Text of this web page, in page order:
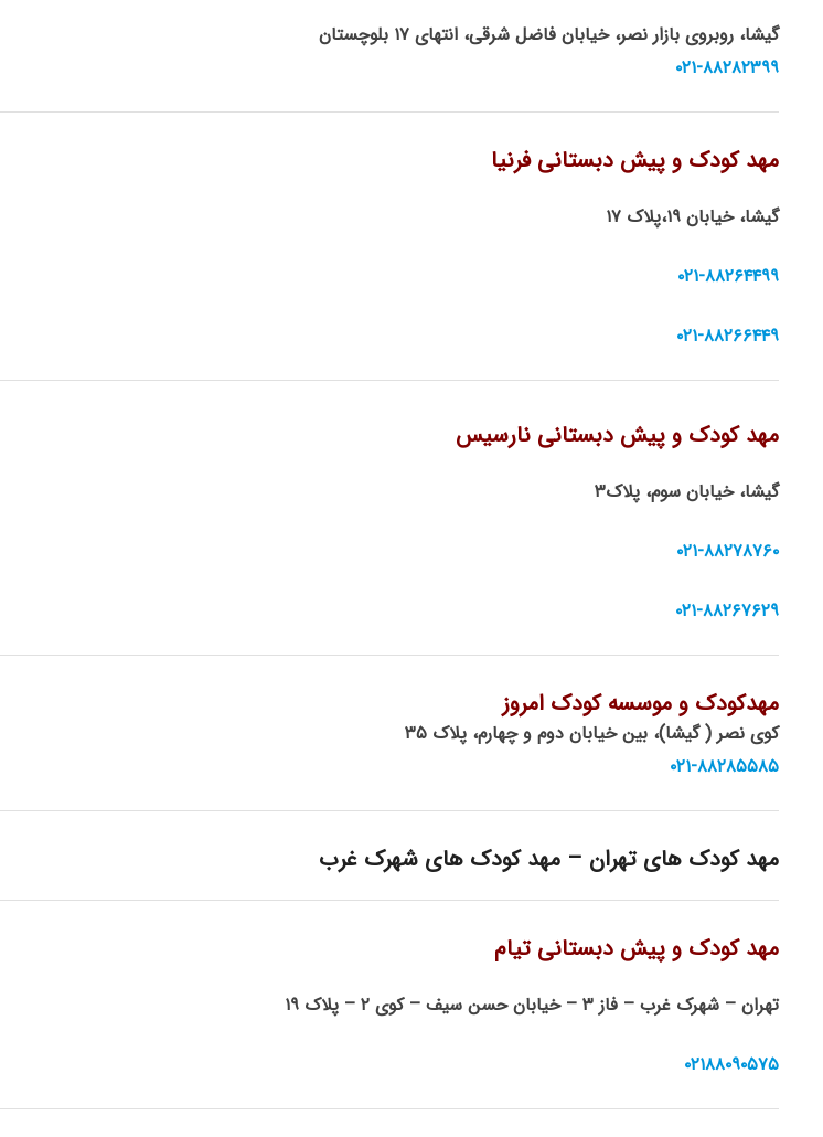
گیشا، روبروی بازار نصر، خیابان فاضل شرقی، انتهای ۱۷ بلوچستان
۰۲۱-۸۸۲۸۲۳۹۹
مهد کودک و پیش دبستانی فرنیا
گیشا، خیابان ۱۹،پلاک ۱۷
۰۲۱-۸۸۲۶۴۴۹۹
۰۲۱-۸۸۲۶۶۴۴۹
مهد کودک و پیش دبستانی نارسیس
گیشا، خیابان سوم، پلاک۳
۰۲۱-۸۸۲۷۸۷۶۰
۰۲۱-۸۸۲۶۷۶۲۹
مهدکودک و موسسه کودک امروز
کوی نصر ( گیشا)، بین خیابان دوم و چهارم، پلاک ۳۵
۰۲۱-۸۸۲۸۵۵۸۵
مهد کودک های تهران – مهد کودک های شهرک غرب
مهد کودک و پیش دبستانی تیام
تهران – شهرک‌ غرب – فاز ۳ – خیابان حسن سیف – کوی ۲ – پلاک ۱۹
۰۲۱۸۸۰۹۰۵۷۵